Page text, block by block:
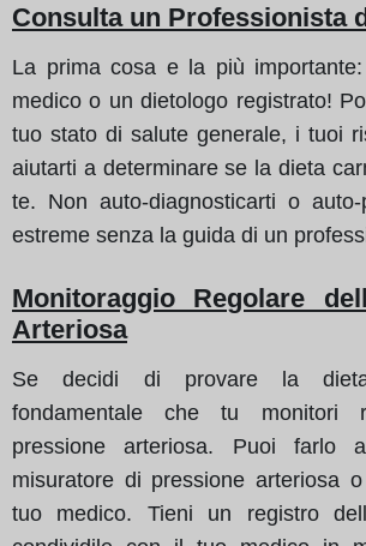
Consulta un Professionista
La prima cosa e la più
medico o un dietologo registrato!
tuo stato di salute generale, i tuoi
aiutarti a determinare se la dieta
te. Non auto-diagnosticarti o auto-
estreme senza la guida di un
Monitoraggio Regolare
Arteriosa
Se decidi di provare la
fondamentale che tu monitori
pressione arteriosa. Puoi farlo
misuratore di pressione arteriosa
tuo medico. Tieni un registro